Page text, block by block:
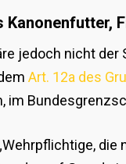
Kanonenfutter,
jedoch nicht
Art. 12a des
im